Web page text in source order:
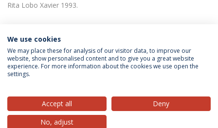
Rita Lobo Xavier 1993.
Política de Privacidade
Termos & Condições
We use cookies
We may place these for analysis of our visitor data, to improve our
website, show personalised content and to give you a great website
experience. For more information about the cookies we use open the
settings.
Accept all
Deny
No, adjust